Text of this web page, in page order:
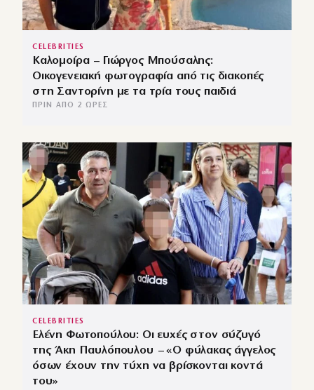
CELEBRITIES
Καλομοίρα – Γιώργος Μπούσαλης:
Οικογενειακή φωτογραφία από τις διακοπές
στη Σαντορίνη με τα τρία τους παιδιά
ΠΡΙΝ ΑΠΌ 2 ΏΡΕΣ
CELEBRITIES
Ελένη Φωτοπούλου: Οι ευχές στον σύζυγό
της Άκη Παυλόπουλου – «Ο φύλακας άγγελος
όσων έχουν την τύχη να βρίσκονται κοντά
του»